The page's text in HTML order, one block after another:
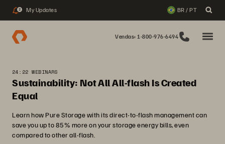
2 My Updates BR / PT
Vendas: 1-800-976-6494
24:22 WEBINARS
Sustainability: Not All All-flash Is Created
Equal
Learn how Pure Storage with its direct-to-flash management can
save you up to 85% more on your storage energy bills, even
compared to other all-flash.